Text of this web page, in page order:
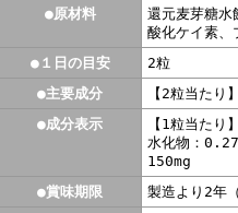
●原材料
還元麦芽糖水
酸化ケイ素、
●１日の目安
2粒
●主要成分
【2粒当たり
●成分表示
【1粒当た
水化物：
150mg
●賞味期限
製造より2年